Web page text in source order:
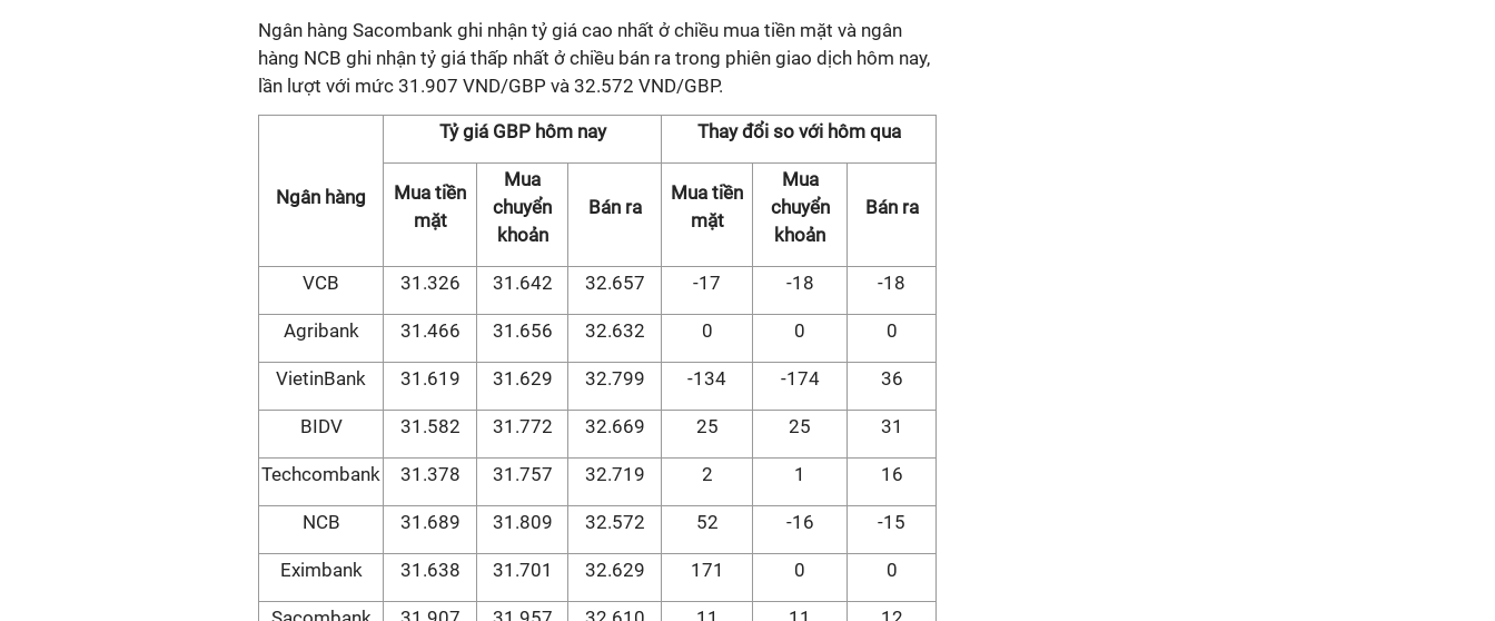
Ngân hàng Sacombank ghi nhận tỷ giá cao nhất ở chiều mua tiền mặt và ngân
hàng NCB ghi nhận tỷ giá thấp nhất ở chiều bán ra trong phiên giao dịch hôm nay,
lần lượt với mức 31.907 VND/GBP và 32.572 VND/GBP.
Ngân hàng
Tỷ giá GBP hôm nay Thay đổi so với hôm qua
Mua tiền
mặt
Mua
chuyển
khoản
Bán ra
Mua tiền
mặt
Mua
chuyển
khoản
Bán ra
VCB 31.326 31.642 32.657 -17 -18 -18
Agribank 31.466 31.656 32.632 0 0 0
VietinBank 31.619 31.629 32.799 -134 -174 36
BIDV 31.582 31.772 32.669 25 25 31
Techcombank 31.378 31.757 32.719 2 1 16
NCB 31.689 31.809 32.572 52 -16 -15
Eximbank 31.638 31.701 32.629 171 0 0